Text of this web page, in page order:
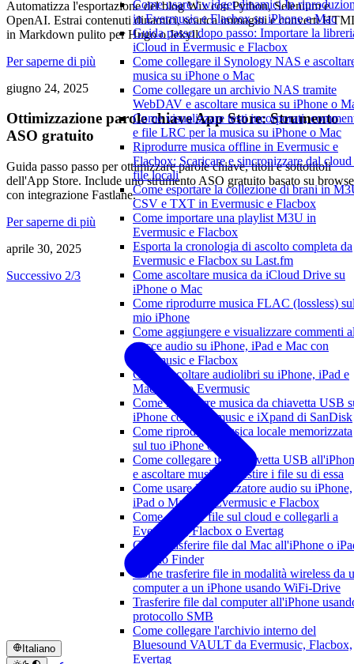
Come usare i widget dinamici In
in Evermusic e Flacbox su iPhone e Mac
Guida passo dopo passo: Importare la
iCloud in Evermusic e Flacbox
Come collegare il Synology NAS e
musica su iPhone o Mac
Come collegare un archivio NAS tramite
WebDAV e ascoltare musica su iPhone o
Come visualizzare testi incorporati,
e file LRC per la musica su iPhone o Mac
Riprodurre musica offline in Evermusic e
Flacbox: Scaricare e sincronizzare dal cloud
file locali
Come esportare la collezione di brani in
CSV e TXT in Evermusic e Flacbox
Come importare una playlist M3U in
Evermusic e Flacbox
Esporta la cronologia di ascolto completa da
Evermusic e Flacbox su Last.fm
Come ascoltare musica da iCloud Drive su
iPhone o Mac
Come riprodurre musica FLAC (lossless)
mio iPhone
Come aggiungere e visualizzare commenti
tracce audio su iPhone, iPad e Mac con
Evermusic e Flacbox
Come ascoltare audiolibri su iPhone, iPad e
Mac usando Evermusic
Come riprodurre musica da chiavetta USB
iPhone con Evermusic e iXpand di SanDisk
Come riprodurre musica locale memorizzata
sul tuo iPhone o Mac
Come collegare una chiavetta USB
e ascoltare musica o gestire i file su di essa
Come usare l'equalizzatore audio su iPhone,
iPad o Mac con Evermusic e Flacbox
Come caricare file sul cloud e collegarli a
Evermusic, Flacbox o Evertag
Come trasferire file dal Mac all'iPhone o
usando Finder
Come trasferire file in modalità wireless da
computer a un iPhone usando WiFi-Drive
Trasferire file dal computer all'iPhone
protocollo SMB
Come collegare l'archivio interno del
Bluesound VAULT da Evermusic, Flacbox,
Evertag
Automatizza l'esportazione del blog Wix con Python, Selenium e
OpenAI. Estrai contenuti dinamici, scarica immagini e converti
in Markdown pulito per Hugo o Jekyll.
Per saperne di più
giugno 24, 2025
Ottimizzazione parole chiave App Store: Strumento
ASO gratuito
Guida passo passo per ottimizzare parole chiave, titoli e sottotitoli
dell'App Store. Include uno strumento ASO gratuito basato su
con integrazione Fastlane.
Per saperne di più
aprile 30, 2025
Successivo 2/3
Italiano